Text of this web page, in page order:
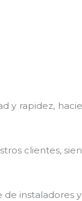
y rapidez,
clientes,
de instaladores